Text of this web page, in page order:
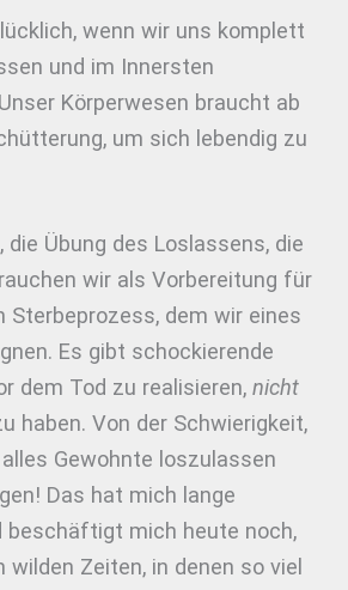
wenn wir uns komplett
und im Innersten
Körperwesen braucht ab
um sich lebendig zu
die Übung des Loslassens, die
wir als Vorbereitung für
Sterbeprozess, dem wir eines
Es gibt schockierende
dem Tod zu realisieren,nicht
haben. Von der Schwierigkeit,
Gewohnte loszulassen
Das hat mich lange
mich heute noch,
wilden Zeiten, in denen so viel